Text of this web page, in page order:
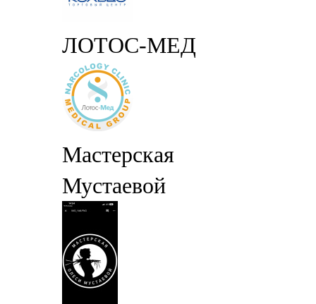
ЛОТОС-МЕД
Мастерская
Мустаевой